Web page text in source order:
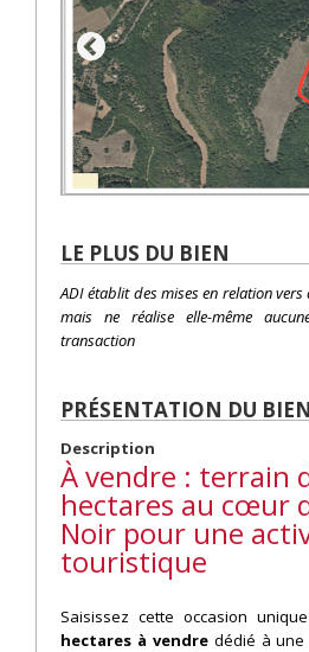
LE PLUS DU BIEN
ADI établit des mises en relation
mais ne réalise elle-même
transaction
PRÉSENTATION DU BIEN
Description
À vendre : terrain
hectares au cœur
Noir pour une
touristique
Saisissez cette occasion
hectares à vendredédié à une